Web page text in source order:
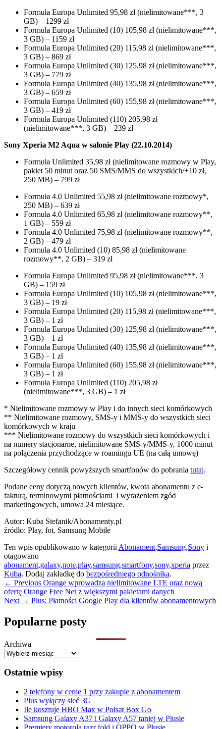
Formuła Europa Unlimited 95,98 zł (nielimitowane***, 3
GB) – 1299 zł
Formuła Europa Unlimited (10) 105,98 zł (nielimitowane***,
3 GB) – 1159 zł
Formuła Europa Unlimited (20) 115,98 zł (nielimitowane***,
3 GB) – 869 zł
Formuła Europa Unlimited (30) 125,98 zł (nielimitowane***,
3 GB) – 779 zł
Formuła Europa Unlimited (40) 135,98 zł (nielimitowane***,
3 GB) – 659 zł
Formuła Europa Unlimited (60) 155,98 zł (nielimitowane***,
3 GB) – 419 zł
Formuła Europa Unlimited (110) 205,98 zł
(nielimitowane***, 3 GB) – 239 zł
Sony Xperia M2 Aqua w salonie Play (22.10.2014)
Formuła Unlimited 35,98 zł (nielimitowane rozmowy w Play,
pakiet 50 minut oraz 50 SMS/MMS do wszystkich/+10 zł,
250 MB) – 799 zł
Formuła 4.0 Unlimited 55,98 zł (nielimitowane rozmowy*,
250 MB) – 639 zł
Formuła 4.0 Unlimited 65,98 zł (nielimitowane rozmowy**,
1 GB) – 559 zł
Formuła 4.0 Unlimited 75,98 zł (nielimitowane rozmowy**,
2 GB) – 479 zł
Formuła 4.0 Unlimited (10) 85,98 zł (nielimitowane
rozmowy**, 2 GB) – 319 zł
Formuła Europa Unlimited 95,98 zł (nielimitowane***, 3
GB) – 159 zł
Formuła Europa Unlimited (10) 105,98 zł (nielimitowane***,
3 GB) – 19 zł
Formuła Europa Unlimited (20) 115,98 zł (nielimitowane***,
3 GB) – 1 zł
Formuła Europa Unlimited (30) 125,98 zł (nielimitowane***,
3 GB) – 1 zł
Formuła Europa Unlimited (40) 135,98 zł (nielimitowane***,
3 GB) – 1 zł
Formuła Europa Unlimited (60) 155,98 zł (nielimitowane***,
3 GB) – 1 zł
Formuła Europa Unlimited (110) 205,98 zł
(nielimitowane***, 3 GB) – 1 zł
* Nielimitowane rozmowy w Play i do innych sieci komórkowych
** Nielimitowane rozmowy, SMS-y i MMS-y do wszystkich sieci
komórkowych w kraju
*** Nielimitowane rozmowy do wszystkich sieci komórkowych i
na numery stacjonarne, nielimitowane SMS-y/MMS-y, 1000 minut
na połączenia przychodzące w roamingu UE (na całą umowę)
Szczegółowy cennik powyższych smartfonów do pobrania tutaj.
Podane ceny dotyczą nowych klientów, kwota abonamentu z e-
fakturą, terminowymi płatnościami i wyrażeniem zgód
marketingowych, umowa 24 miesiące.
Autor: Kuba Stefanik/Abonamenty.pl
źródło: Play, fot. Samsung Mobile
Ten wpis opublikowano w kategorii Abonament,Samsung,Sony i
otagowano
abonament,galaxy,note,play,samsung,smartfony,sony,xperia przez
Kuba. Dodaj zakładkę do bezpośredniego odnośnika.
Nawigacja
wpisu
← Previous Previous
post:
Orange wprowadza nielimitowane LTE oraz nową
ofertę Orange Free Net z większymi pakietami danych
Next → Next
Plus: Płatności Google Play dla klientów abonamentowych
Primary
Widget
Area
Popularne posty
Archiwa
Ostatnie wpisy
2 telefony w cenie 1 przy zakupie z abonamentem
Plus wyłączy sieć 3G
Ile kosztuje HBO Max w Polsat Box Go
Samsung Galaxy A37 i Galaxy A57 taniej w Plusie
Premiery motorola razr fold i OPPO w Plusie